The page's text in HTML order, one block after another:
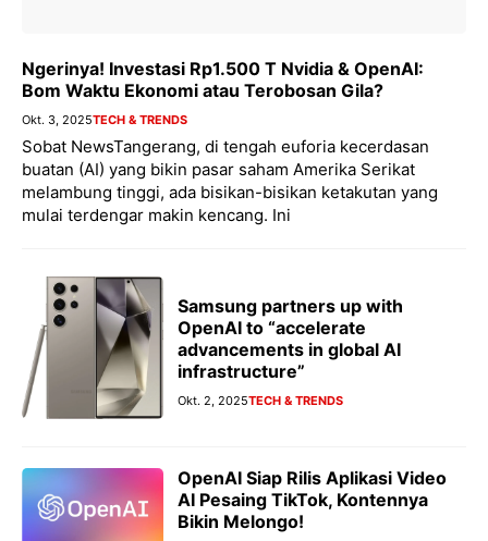
Ngerinya! Investasi Rp1.500 T Nvidia & OpenAI:
Bom Waktu Ekonomi atau Terobosan Gila?
Okt. 3, 2025TECH & TRENDS
Sobat NewsTangerang, di tengah euforia kecerdasan
buatan (AI) yang bikin pasar saham Amerika Serikat
melambung tinggi, ada bisikan-bisikan ketakutan yang
mulai terdengar makin kencang. Ini
Samsung partners up with
OpenAI to “accelerate
advancements in global AI
infrastructure”
Okt. 2, 2025TECH & TRENDS
OpenAI Siap Rilis Aplikasi Video
AI Pesaing TikTok, Kontennya
Bikin Melongo!